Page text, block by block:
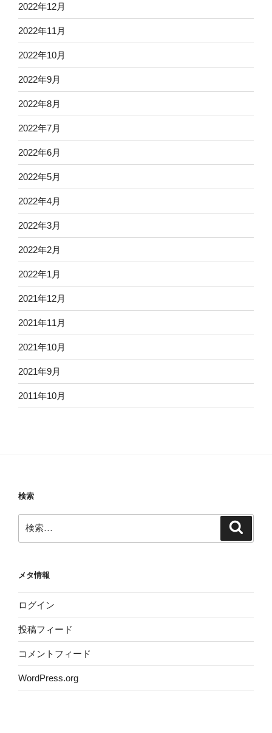
2022年12月
2022年11月
2022年10月
2022年9月
2022年8月
2022年7月
2022年6月
2022年5月
2022年4月
2022年3月
2022年2月
2022年1月
2021年12月
2021年11月
2021年10月
2021年9月
2011年10月
検索
索:
メタ情報
ログイン
投稿フィード
コメントフィード
WordPress.org